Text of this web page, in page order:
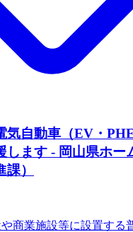
気自動車（EV・
します - 岡山県ホー
）
商業施設等に設置する